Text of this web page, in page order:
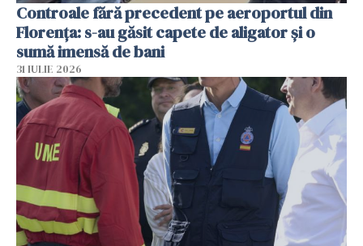
Controale fără precedent pe aeroportul din
Florența: s-au găsit capete de aligator și o
sumă imensă de bani
31 IULIE 2026